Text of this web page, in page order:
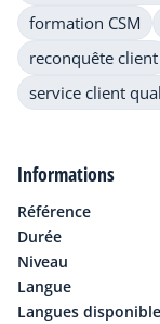
formation CSM
reconquête client
service client
Informations
Référence
Durée
Niveau
Langue
Langues